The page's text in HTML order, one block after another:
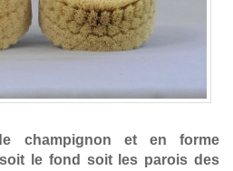
champignon et en forme
le fond soit les parois des